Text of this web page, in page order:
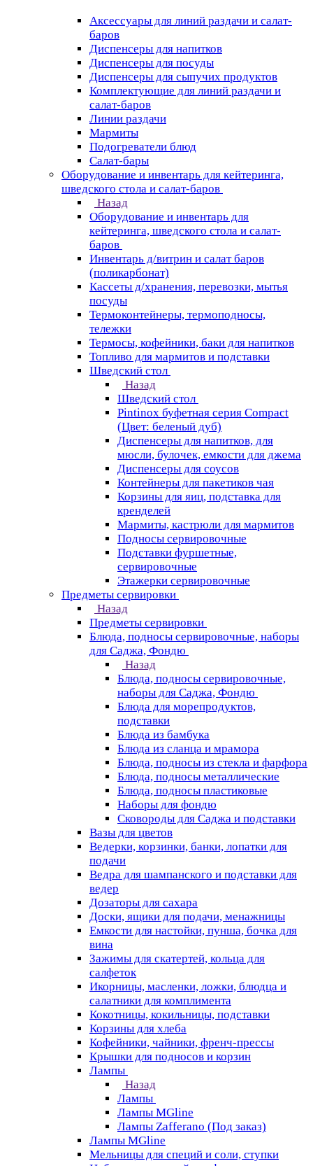
Аксессуары для линий раздачи и салат-
баров
Диспенсеры для напитков
Диспенсеры для посуды
Диспенсеры для сыпучих продуктов
Комплектующие для линий раздачи и
салат-баров
Линии раздачи
Мармиты
Подогреватели блюд
Салат-бары
Оборудование и инвентарь для кейтеринга,
шведского стола и салат-баров
Назад
Оборудование и инвентарь для
кейтеринга, шведского стола и салат-
баров
Инвентарь д/витрин и салат баров
(поликарбонат)
Кассеты д/хранения, перевозки, мытья
посуды
Термоконтейнеры, термоподносы,
тележки
Термосы, кофейники, баки для напитков
Топливо для мармитов и подставки
Шведский стол
Назад
Шведский стол
Pintinox буфетная серия Compact
(Цвет: беленый дуб)
Диспенсеры для напитков, для
мюсли, булочек, емкости для джема
Диспенсеры для соусов
Контейнеры для пакетиков чая
Корзины для яиц, подставка для
кренделей
Мармиты, кастрюли для мармитов
Подносы сервировочные
Подставки фуршетные,
сервировочные
Этажерки сервировочные
Предметы сервировки
Назад
Предметы сервировки
Блюда, подносы сервировочные, наборы
для Саджа, Фондю
Назад
Блюда, подносы сервировочные,
наборы для Саджа, Фондю
Блюда для морепродуктов,
подставки
Блюда из бамбука
Блюда из сланца и мрамора
Блюда, подносы из стекла и фарфора
Блюда, подносы металлические
Блюда, подносы пластиковые
Наборы для фондю
Сковороды для Саджа и подставки
Вазы для цветов
Ведерки, корзинки, банки, лопатки для
подачи
Ведра для шампанского и подставки для
ведер
Дозаторы для сахара
Доски, ящики для подачи, менажницы
Емкости для настойки, пунша, бочка для
вина
Зажимы для скатертей, кольца для
салфеток
Икорницы, масленки, ложки, блюдца и
салатники для комплимента
Кокотницы, кокильницы, подставки
Корзины для хлеба
Кофейники, чайники, френч-прессы
Крышки для подносов и корзин
Лампы
Назад
Лампы
Лампы MGline
Лампы Zafferano (Под заказ)
Лампы MGline
Мельницы для специй и соли, ступки